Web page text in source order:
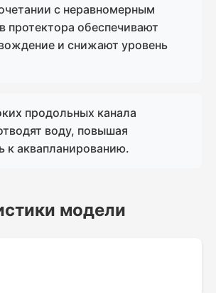
с неравномерным
протектора обеспечивают
и снижают уровень
продольных канала
воду, повышая
к аквапланированию.
модели